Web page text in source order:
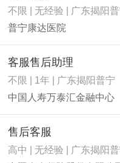
不限 | 无经验 | 广东揭阳
普宁康达医院
客服售后助理
不限 | 1年 | 广东揭阳普宁
中国人寿万泰汇金融中心
售后客服
高中 | 无经验 | 广东揭阳